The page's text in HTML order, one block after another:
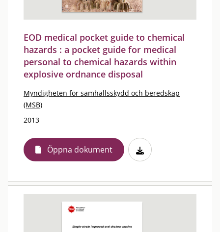
EOD medical pocket guide to chemical
hazards : a pocket guide for medical
personal to chemical hazards within
explosive ordnance disposal
Myndigheten för samhällsskydd och beredskap
(MSB)
2013
Öppna dokument